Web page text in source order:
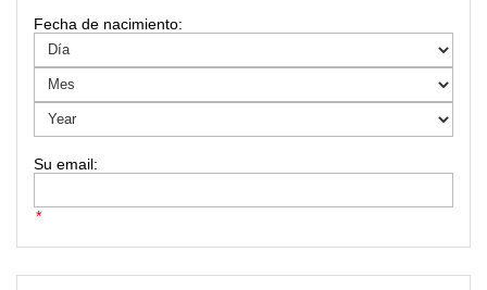
Fecha de nacimiento:
*